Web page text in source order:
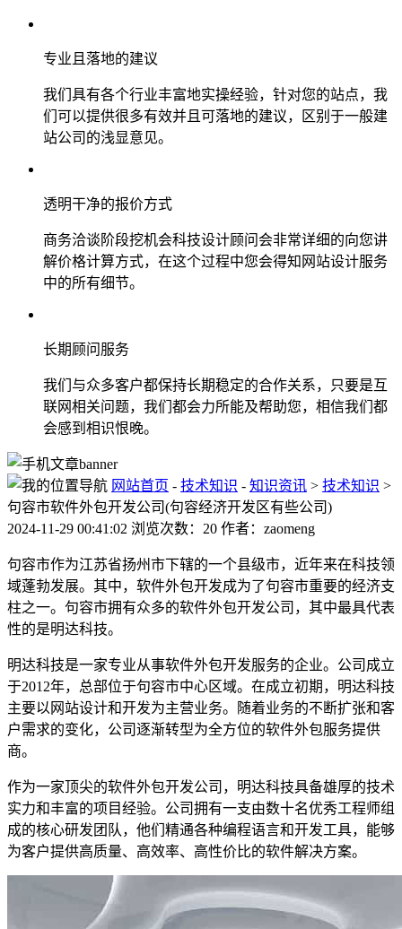
专业且落地的建议
我们具有各个行业丰富地实操经验，针对您的站点，我
们可以提供很多有效并且可落地的建议，区别于一般建
站公司的浅显意见。
透明干净的报价方式
商务洽谈阶段挖机会科技设计顾问会非常详细的向您讲
解价格计算方式，在这个过程中您会得知网站设计服务
中的所有细节。
长期顾问服务
我们与众多客户都保持长期稳定的合作关系，只要是互
联网相关问题，我们都会力所能及帮助您，相信我们都
会感到相识恨晚。
网站首页 - 技术知识 - 知识资讯 > 技术知识 >
句容市软件外包开发公司(句容经济开发区有些公司)
2024-11-29 00:41:02 浏览次数：20 作者：zaomeng
句容市作为江苏省扬州市下辖的一个县级市，近年来在科技领
域蓬勃发展。其中，软件外包开发成为了句容市重要的经济支
柱之一。句容市拥有众多的软件外包开发公司，其中最具代表
性的是明达科技。
明达科技是一家专业从事软件外包开发服务的企业。公司成立
于2012年，总部位于句容市中心区域。在成立初期，明达科技
主要以网站设计和开发为主营业务。随着业务的不断扩张和客
户需求的变化，公司逐渐转型为全方位的软件外包服务提供
商。
作为一家顶尖的软件外包开发公司，明达科技具备雄厚的技术
实力和丰富的项目经验。公司拥有一支由数十名优秀工程师组
成的核心研发团队，他们精通各种编程语言和开发工具，能够
为客户提供高质量、高效率、高性价比的软件解决方案。